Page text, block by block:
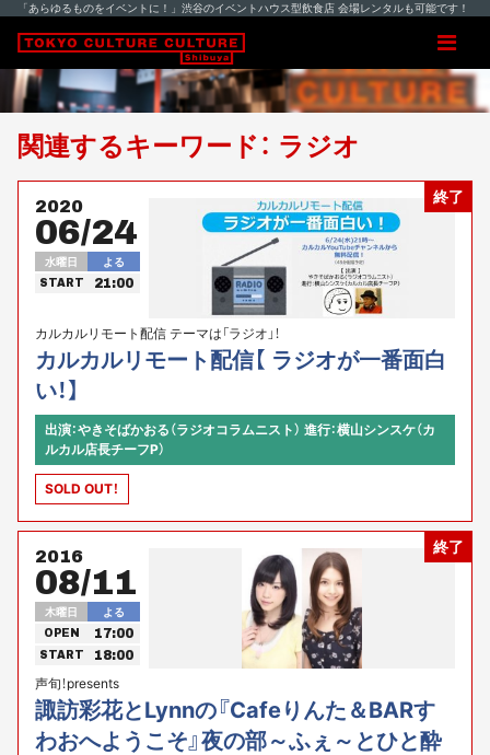
「あらゆるものをイベントに！」渋谷のイベントハウス型飲食店 会場レンタルも可能です！
関連するキーワード： ラジオ
終了
2020
06/24
水曜日 よる
START 21:00
カルカルリモート配信 テーマは「ラジオ」！
カルカルリモート配信【 ラジオが一番面白
い！】
出演：やきそばかおる（ラジオコラムニスト） 進行：横山シンスケ（カ
ルカル店長チーフP）
SOLD OUT！
終了
2016
08/11
木曜日 よる
OPEN 17:00
START 18:00
声旬！presents
諏訪彩花とLynnの『Cafeりんた＆BARす
わおへようこそ』夜の部～ふぇ～とひと酔